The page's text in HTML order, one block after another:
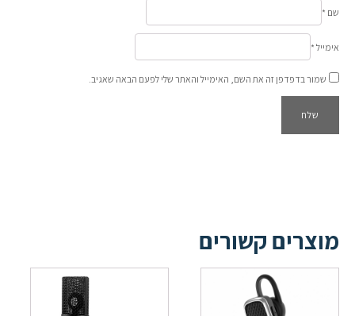
שם *
אימייל *
שמור בדפדפן זה את השם, האימייל והאתר שלי לפעם הבאה שאגיב.
מוצרים קשורים